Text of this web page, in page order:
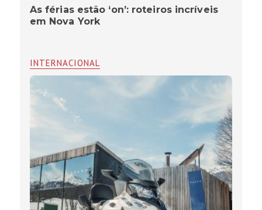
As férias estão ‘on’: roteiros incríveis
em Nova York
INTERNACIONAL